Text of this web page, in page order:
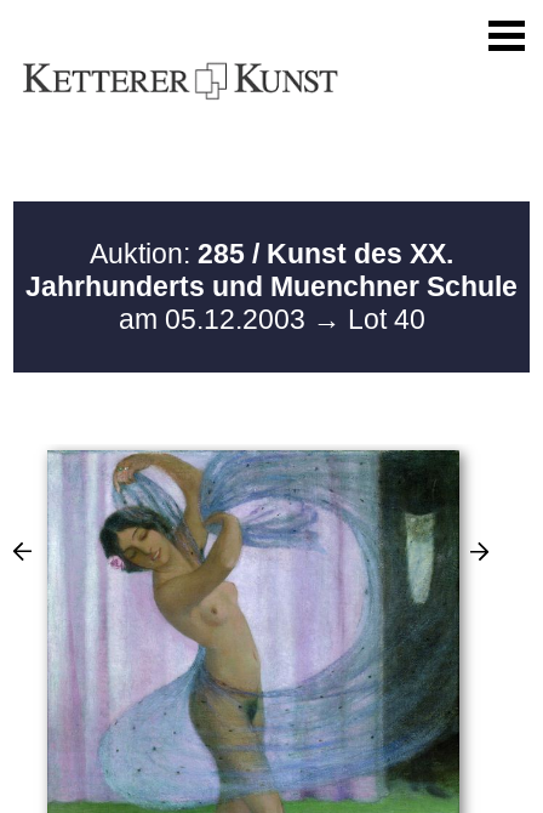
Auktion: 285 / Kunst des XX.
Jahrhunderts und Muenchner Schule
am 05.12.2003 → Lot 40